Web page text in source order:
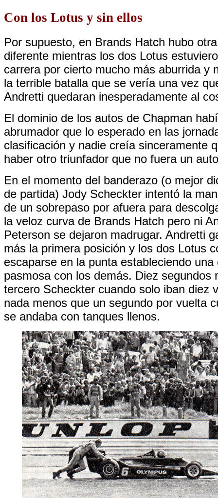
Con los Lotus y sin ellos
Por supuesto, en Brands Hatch hubo
diferente mientras los dos Lotus
carrera por cierto mucho más aburrida y
la terrible batalla que se vería una vez
Andretti quedaran inesperadamente al
El dominio de los autos de Chapman
abrumador que lo esperado en las
clasificación y nadie creía sinceramente
haber otro triunfador que no fuera un
En el momento del banderazo (o mejor
de partida) Jody Scheckter intentó la
de un sobrepaso por afuera para
la veloz curva de Brands Hatch pero ni
Peterson se dejaron madrugar. Andretti
más la primera posición y los dos Lotus
escaparse en la punta estableciendo una
pasmosa con los demás. Diez segundos
tercero Scheckter cuando solo iban diez
nada menos que un segundo por vuelta
se andaba con tanques llenos.